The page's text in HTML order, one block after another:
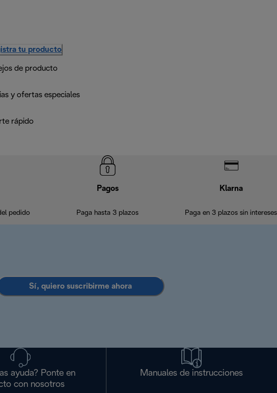
tu producto
de producto
y ofertas especiales
rápido
pedido
Pagos
Paga hasta 3 plazos
Klarna
Paga en 3 plazos sin intereses
Sí, quiero suscribirme ahora
ayuda? Ponte en
con nosotros
Manuales de instrucciones